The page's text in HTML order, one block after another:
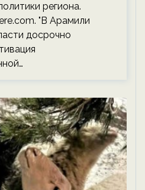
региона.
"В Арамили
досрочно